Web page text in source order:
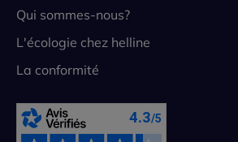
Qui sommes-nous?
L'écologie chez helline
La conformité